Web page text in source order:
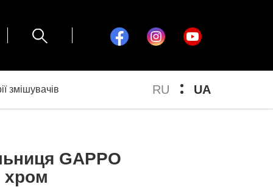
RU UA
змішувачів
GAPPO
хром